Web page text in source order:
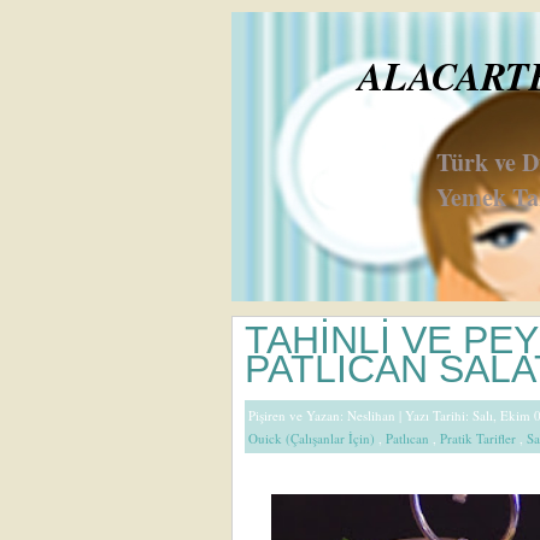
Türk ve
Yemek
TAHİNLİ VE
PATLICAN
Pişiren ve Yazan: Neslihan | Yazı Tarihi: Salı, Ekim
Ouick (Çalışanlar İçin) , Patlıcan , Pratik Tarifler ,